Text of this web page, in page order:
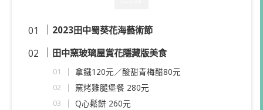
2023田中蜀葵花海藝術節
田中窯玻璃屋賞花隱藏版美食
拿鐵120元／酸甜青梅醋80元
窯烤雞腿堡餐 280元
Q心鬆餅 260元